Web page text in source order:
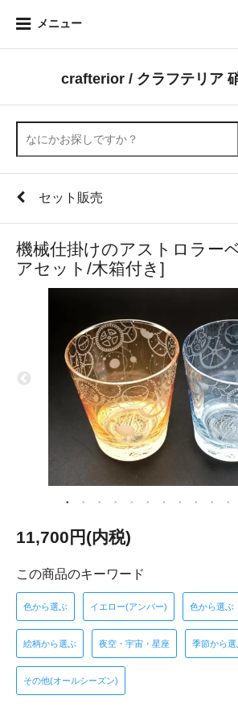
メニュー
crafterior / クラフテリア
セット販売
機械仕掛けのアストロラー
アセット/木箱付き]
11,700円(内税)
この商品のキーワード
色から選ぶ イエロー(アンバー) 色から選ぶ
絵柄から選ぶ 夜空・宇宙・星座 季節から選
その他(オールシーズン)